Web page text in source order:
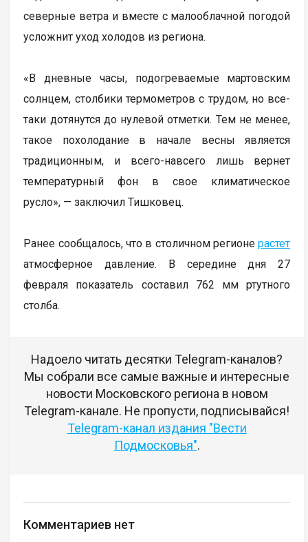
северные ветра и вместе с малооблачной погодой
усложнит уход холодов из региона.
«В дневные часы, подогреваемые мартовским
солнцем, столбики термометров с трудом, но все-
таки дотянутся до нулевой отметки. Тем не менее,
такое похолодание в начале весны является
традиционным, и всего-навсего лишь вернет
температурный фон в свое климатическое
русло», — заключил Тишковец.
Ранее сообщалось, что в столичном регионерастет
атмосферное давление. В середине дня 27
февраля показатель составил 762 мм ртутного
столба.
Надоело читать десятки Telegram-каналов?
Мы собрали все самые важные и интересные
новости Московского региона в новом
Telegram-канале. Не пропусти, подписывайся!
Telegram-канал издания "Вести
Подмосковья".
Комментариев нет